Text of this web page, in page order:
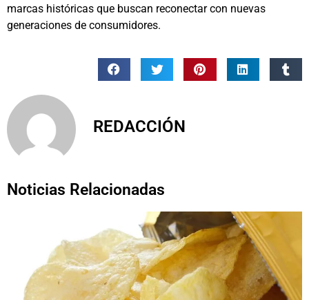
marcas históricas que buscan reconectar con nuevas
generaciones de consumidores.
REDACCIÓN
Noticias Relacionadas